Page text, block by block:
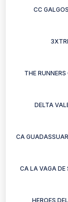
CC
THE
DELTA
CA
CA LA VAGA
HEROES